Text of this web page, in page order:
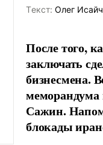
Tекст: Олег
После того,
заключать
бизнесмена.
меморандума
Сажин.
блокады